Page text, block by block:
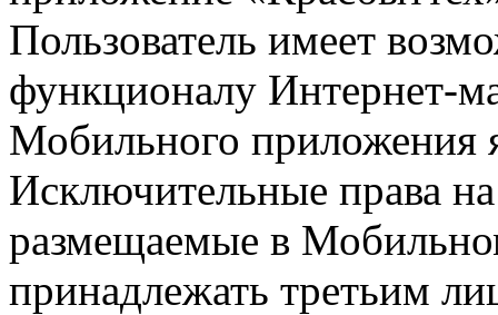
Пользователь имеет
функционалу Интернет-
Мобильного приложения
Исключительные права
размещаемые в
принадлежать третьим